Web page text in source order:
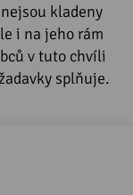
kladeny
i na jeho rám
v tuto chvíli
splňuje.